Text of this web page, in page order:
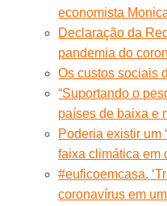
economista
Declaração da
pandemia do
Os custos sociais
“Suportando o
países de baixa e
Poderia existir um
faixa climática em
#euficoemcasa.
coronavírus em